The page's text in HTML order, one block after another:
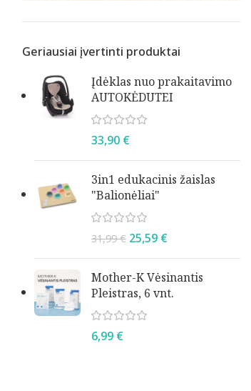
Geriausiai įvertinti produktai
Įdėklas nuo prakaitavimo
AUTOKĖDUTEI
33,90 €
3in1 edukacinis žaislas
"Balionėliai"
31,99€ 25,59 €
Mother-K Vėsinantis
Pleistras, 6 vnt.
6,99 €